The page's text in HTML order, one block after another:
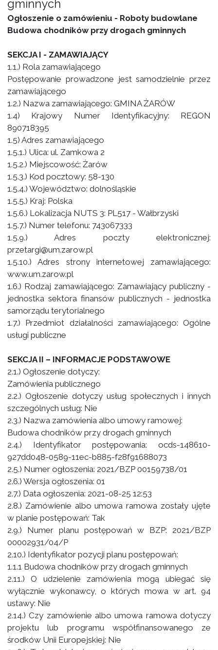
gminnych
Ogłoszenie o zamówieniu - Roboty budowlane
Budowa chodników przy drogach gminnych
SEKCJA I - ZAMAWIAJĄCY
1.1.) Rola zamawiającego
Postępowanie prowadzone jest samodzielnie przez
zamawiającego
1.2.) Nazwa zamawiającego: GMINA ŻARÓW
1.4) Krajowy Numer Identyfikacyjny: REGON
890718395
1.5) Adres zamawiającego
1.5.1.) Ulica: ul. Zamkowa 2
1.5.2.) Miejscowość: Żarów
1.5.3.) Kod pocztowy: 58-130
1.5.4.) Województwo: dolnośląskie
1.5.5.) Kraj: Polska
1.5.6.) Lokalizacja NUTS 3: PL517 - Wałbrzyski
1.5.7.) Numer telefonu: 743067333
1.5.9.) Adres poczty elektronicznej:
przetargi@um.zarow.pl
1.5.10.) Adres strony internetowej zamawiającego:
www.um.zarow.pl
1.6.) Rodzaj zamawiającego: Zamawiający publiczny -
jednostka sektora finansów publicznych - jednostka
samorządu terytorialnego
1.7.) Przedmiot działalności zamawiającego: Ogólne
usługi publiczne
SEKCJA II – INFORMACJE PODSTAWOWE
2.1.) Ogłoszenie dotyczy:
Zamówienia publicznego
2.2.) Ogłoszenie dotyczy usług społecznych i innych
szczególnych usług: Nie
2.3.) Nazwa zamówienia albo umowy ramowej:
Budowa chodników przy drogach gminnych
2.4.) Identyfikator postępowania: ocds-148610-
927dd048-0589-11ec-b885-f28f91688073
2.5.) Numer ogłoszenia: 2021/BZP 00159738/01
2.6.) Wersja ogłoszenia: 01
2.7.) Data ogłoszenia: 2021-08-25 12:53
2.8.) Zamówienie albo umowa ramowa zostały ujęte
w planie postępowań: Tak
2.9.) Numer planu postępowań w BZP: 2021/BZP
00002931/04/P
2.10.) Identyfikator pozycji planu postępowań:
1.1.1 Budowa chodników przy drogach gminnych
2.11.) O udzielenie zamówienia mogą ubiegać się
wyłącznie wykonawcy, o których mowa w art. 94
ustawy: Nie
2.14.) Czy zamówienie albo umowa ramowa dotyczy
projektu lub programu współfinansowanego ze
środków Unii Europejskiej: Nie